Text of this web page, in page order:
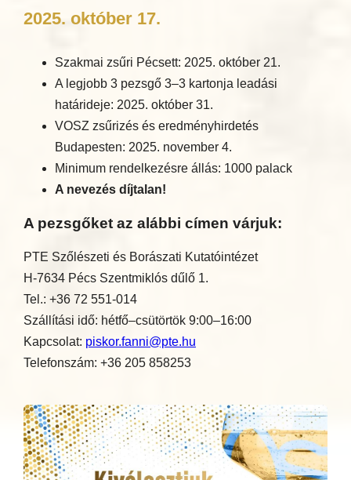
2025. október 17.
Szakmai zsűri Pécsett: 2025. október 21.
A legjobb 3 pezsgő 3–3 kartonja leadási
határideje: 2025. október 31.
VOSZ zsűrizés és eredményhirdetés
Budapesten: 2025. november 4.
Minimum rendelkezésre állás: 1000 palack
A nevezés díjtalan!
A pezsgőket az alábbi címen várjuk:
PTE Szőlészeti és Borászati Kutatóintézet
H-7634 Pécs Szentmiklós dűlő 1.
Tel.: +36 72 551-014
Szállítási idő: hétfő–csütörtök 9:00–16:00
Kapcsolat: piskor.fanni@pte.hu
Telefonszám: +36 205 858253